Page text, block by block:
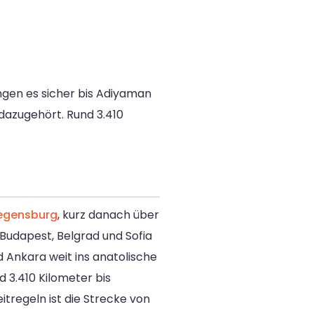
es sicher bis Adiyaman
Rund 3.410
, kurz danach über
Belgrad und Sofia
Ankara weit ins anatolische
3.410 Kilometer bis
ist die Strecke von